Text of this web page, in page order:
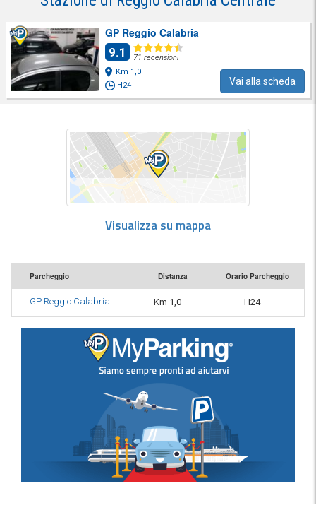
GP Reggio Calabria
9.1
71 recensioni
Km 1,0
H24
Vai alla scheda
Visualizza su mappa
Parcheggio Distanza Orario Parcheggio
GP Reggio Calabria Km 1,0 H24